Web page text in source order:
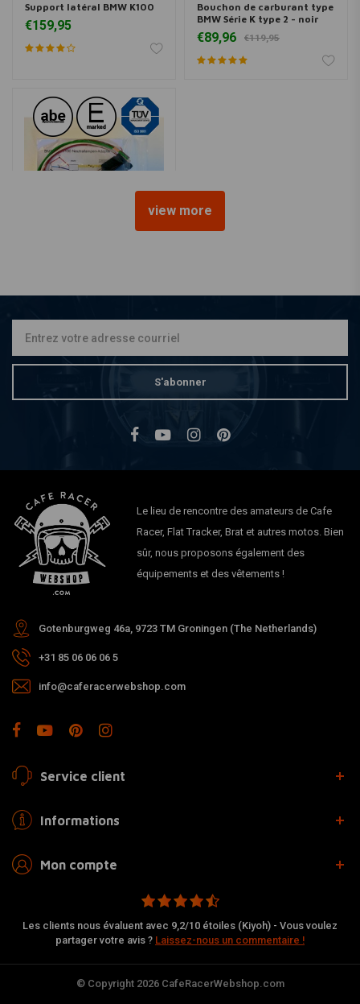
Support latéral BMW K100
€159,95
Bouchon de carburant type
BMW Série K type 2 - noir
€89,96 €119,95
neutre pour BMW K75 /
view more
S'abonner
Le lieu de rencontre des amateurs de Cafe
Racer, Flat Tracker, Brat et autres motos. Bien
sûr, nous proposons également des
équipements et des vêtements !
Gotenburgweg 46a, 9723 TM Groningen (The Netherlands)
+31 85 06 06 06 5
info@caferacerwebshop.com
Service client
Informations
Mon compte
Les clients nous évaluent avec 9,2/10 étoiles (Kiyoh) - Vous voulez
partager votre avis ? Laissez-nous un commentaire !
© Copyright 2026 CafeRacerWebshop.com